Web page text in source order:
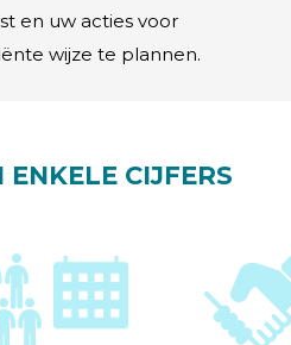
en uw acties voor
wijze te plannen.
CIJFERS